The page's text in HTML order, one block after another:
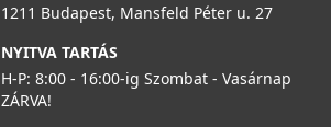
1211 Budapest, Mansfeld Péter u. 27
NYITVA TARTÁS
H-P: 8:00 - 16:00-ig Szombat - Vasárnap
ZÁRVA!